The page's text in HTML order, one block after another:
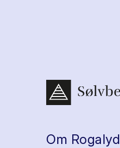
Om Rogalyd